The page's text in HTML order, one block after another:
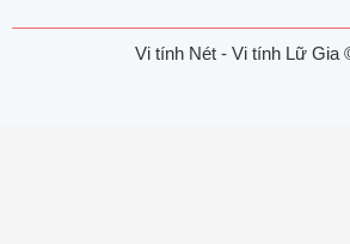
Vi tính Nét - Vi tính Lữ Gia